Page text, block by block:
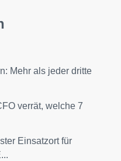
Mehr als jeder dritte
verrät, welche 7
Einsatzort für